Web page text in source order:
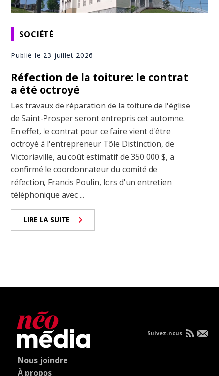
SOCIÉTÉ
Publié le 23 juillet 2026
Réfection de la toiture: le contrat
a été octroyé
Les travaux de réparation de la toiture de l'église
de Saint-Prosper seront entrepris cet automne.
En effet, le contrat pour ce faire vient d'être
octroyé à l'entrepreneur Tôle Distinction, de
Victoriaville, au coût estimatif de 350 000 $, a
confirmé le coordonnateur du comité de
réfection, Francis Poulin, lors d'un entretien
téléphonique avec ...
LIRE LA SUITE
Nous joindre
À propos
Suivez-nous